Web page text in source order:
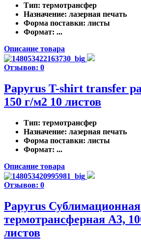
Тип: термотрансфер
Назначение: лазерная печать
Форма поставки: листы
Формат: ...
Описание товара
Отзывов: 0
Papyrus T-shirt transfer
150 г/м2 10 листов
Тип: термотрансфер
Назначение: лазерная печать
Форма поставки: листы
Формат: ...
Описание товара
Отзывов: 0
Papyrus Сублимационная
термотрансферная A3,
листов